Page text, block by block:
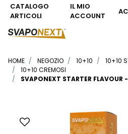
CATALOGO
ARTICOLI
IL MIO
ACCOUNT
HOME NEGOZIO 10+10
10+10
10+10 CREMOSI
SVAPONEXT STARTER FLAVOUR